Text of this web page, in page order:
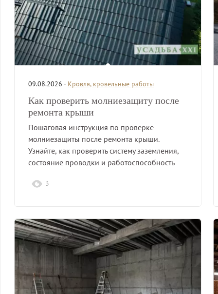
09.08.2026 - Кровля, кровельные работы
Как проверить молниезащиту после
ремонта крыши
Пошаговая инструкция по проверке
молниезащиты после ремонта крыши.
Узнайте, как проверить систему заземления,
состояние проводки и работоспособность
3